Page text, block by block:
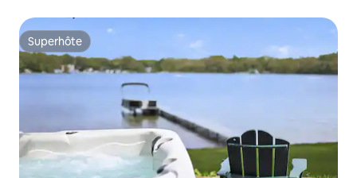
Superhôte
Superhôte